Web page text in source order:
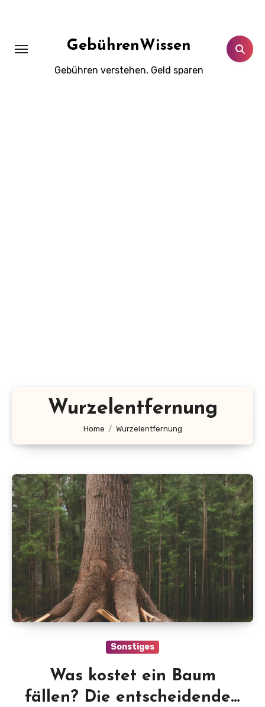
GebührenWissen
Gebühren verstehen, Geld sparen
Wurzelentfernung
Home Wurzelentfernung
Sonstiges
Was kostet ein Baum
fällen? Die entscheidenden